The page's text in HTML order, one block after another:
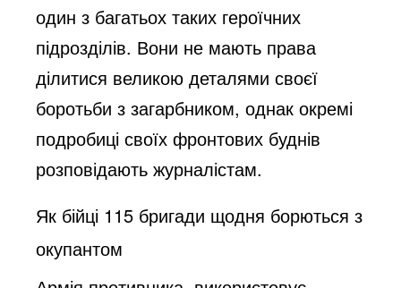
один з багатьох таких героїчних
підрозділів. Вони не мають права
ділитися великою деталями своєї
боротьби з загарбником, однак окремі
подробиці своїх фронтових буднів
розповідають журналістам.
Як бійці 115 бригади щодня борються з
окупантом